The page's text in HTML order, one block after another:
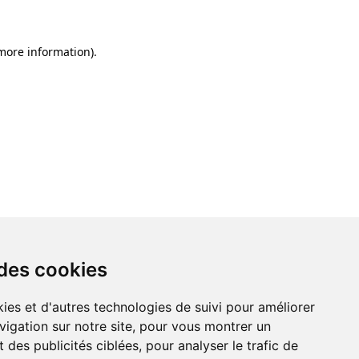
cookies
et d'autres technologies de suivi pour améliorer
sur notre site, pour vous montrer un
des publicités ciblées, pour analyser le trafic de
information).